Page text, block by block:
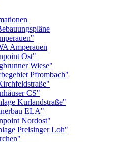
Amperauen
Ost"
Wiese"
Pfrombach"
CS"
Kurlandstraße"
ELA"
Nordost"
Preisinger Loh"